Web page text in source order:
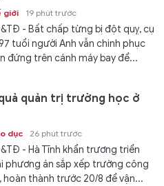
giới 19 phút trước
- Bất chấp từng bị đột quỵ, cụ
tuổi người Anh vẫn chinh phục
đứng trên cánh máy bay để...
quản trị trường học ở
dục 26 phút trước
- Hà Tĩnh khẩn trương triển
phương án sắp xếp trường công
hoàn thành trước 20/8 để vận...